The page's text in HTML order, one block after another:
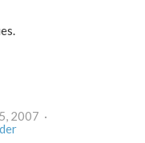
Anónimo en mayo 25, 2007 ·